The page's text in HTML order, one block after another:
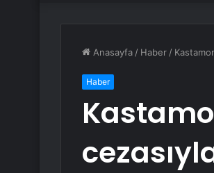
Anasayfa / Haber /
Haber